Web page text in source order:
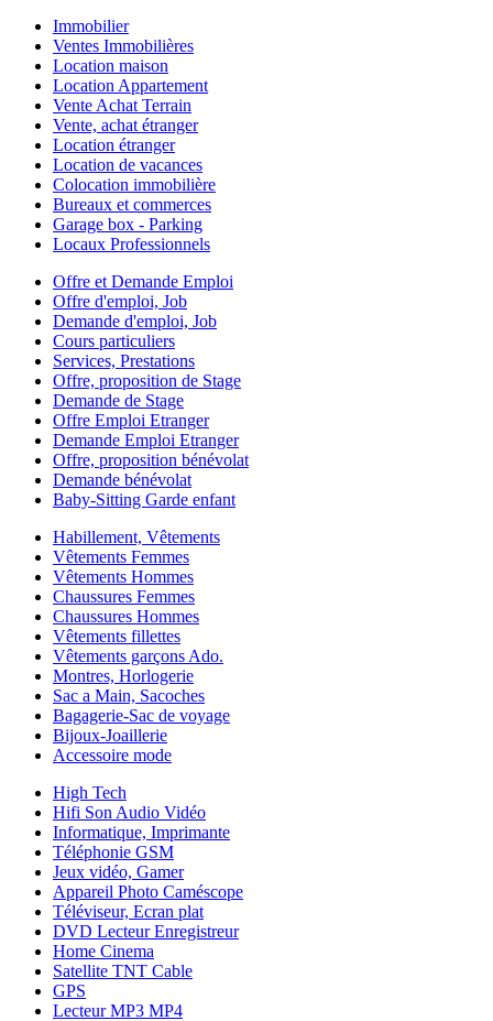
Immobilier
Ventes Immobilières
Location maison
Location Appartement
Vente Achat Terrain
Vente, achat étranger
Location étranger
Location de vacances
Colocation immobilière
Bureaux et commerces
Garage box - Parking
Locaux Professionnels
Offre et Demande Emploi
Offre d'emploi, Job
Demande d'emploi, Job
Cours particuliers
Services, Prestations
Offre, proposition de Stage
Demande de Stage
Offre Emploi Etranger
Demande Emploi Etranger
Offre, proposition bénévolat
Demande bénévolat
Baby-Sitting Garde enfant
Habillement, Vêtements
Vêtements Femmes
Vêtements Hommes
Chaussures Femmes
Chaussures Hommes
Vêtements fillettes
Vêtements garçons Ado.
Montres, Horlogerie
Sac a Main, Sacoches
Bagagerie-Sac de voyage
Bijoux-Joaillerie
Accessoire mode
High Tech
Hifi Son Audio Vidéo
Informatique, Imprimante
Téléphonie GSM
Jeux vidéo, Gamer
Appareil Photo Caméscope
Téléviseur, Ecran plat
DVD Lecteur Enregistreur
Home Cinema
Satellite TNT Cable
GPS
Lecteur MP3 MP4